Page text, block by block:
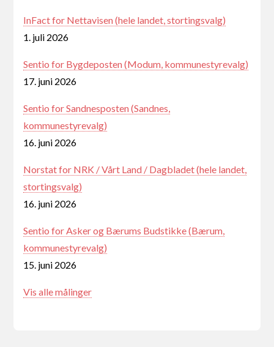
InFact for Nettavisen (hele landet, stortingsvalg)
1. juli 2026
Sentio for Bygdeposten (Modum, kommunestyrevalg)
17. juni 2026
Sentio for Sandnesposten (Sandnes,
kommunestyrevalg)
16. juni 2026
Norstat for NRK / Vårt Land / Dagbladet (hele landet,
stortingsvalg)
16. juni 2026
Sentio for Asker og Bærums Budstikke (Bærum,
kommunestyrevalg)
15. juni 2026
Vis alle målinger